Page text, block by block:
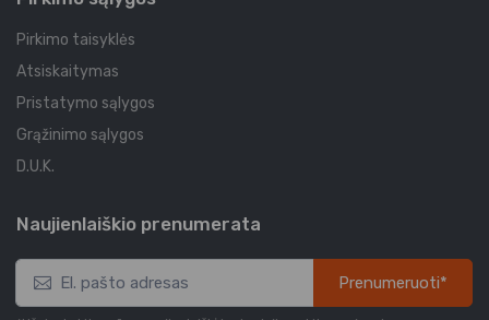
Pirkimo taisyklės
Atsiskaitymas
Pristatymo sąlygos
Grąžinimo sąlygos
D.U.K.
Naujienlaiškio prenumerata
Prenumeruoti*